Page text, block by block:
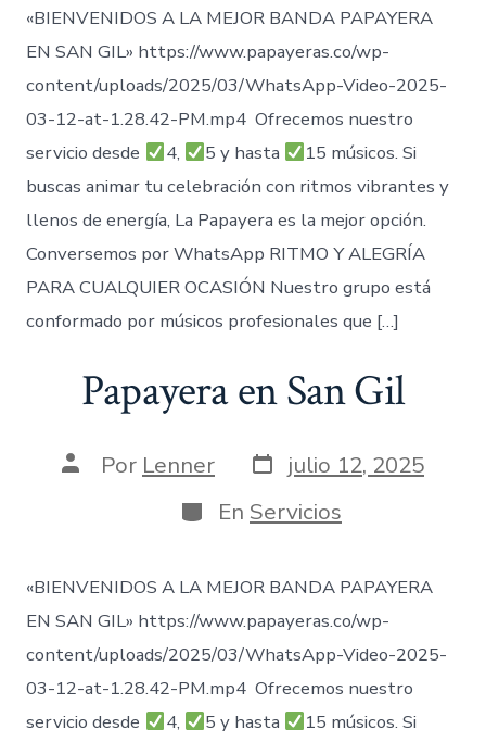
«BIENVENIDOS A LA MEJOR BANDA PAPAYERA
EN SAN GIL» https://www.papayeras.co/wp-
content/uploads/2025/03/WhatsApp-Video-2025-
03-12-at-1.28.42-PM.mp4 Ofrecemos nuestro
servicio desde
4, 5 y hasta
15 músicos. Si
buscas animar tu celebración con ritmos vibrantes y
llenos de energía, La Papayera es la mejor opción.
Conversemos por WhatsApp RITMO Y ALEGRÍA
PARA CUALQUIER OCASIÓN Nuestro grupo está
conformado por músicos profesionales que […]
Papayera en San Gil
AutorPor Lenner Fecha
de
publicación
julio 12, 2025
Categorías
En Servicios
«BIENVENIDOS A LA MEJOR BANDA PAPAYERA
EN SAN GIL» https://www.papayeras.co/wp-
content/uploads/2025/03/WhatsApp-Video-2025-
03-12-at-1.28.42-PM.mp4 Ofrecemos nuestro
servicio desde
4, 5 y hasta
15 músicos. Si